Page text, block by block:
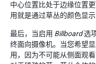
中心位置比处于边缘位置更
用就是通过草丛的颜色显示
最后，当启用 Billboard选
终面向摄像机。当您希望
用，因为不可能从侧面观